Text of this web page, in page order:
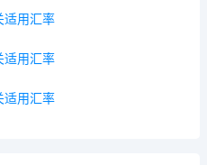
用汇率
用汇率
用汇率